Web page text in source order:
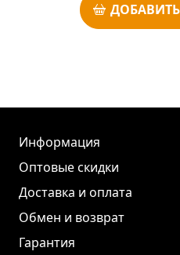
Информация
Оптовые скидки
Доставка и оплата
Обмен и возврат
Гарантия